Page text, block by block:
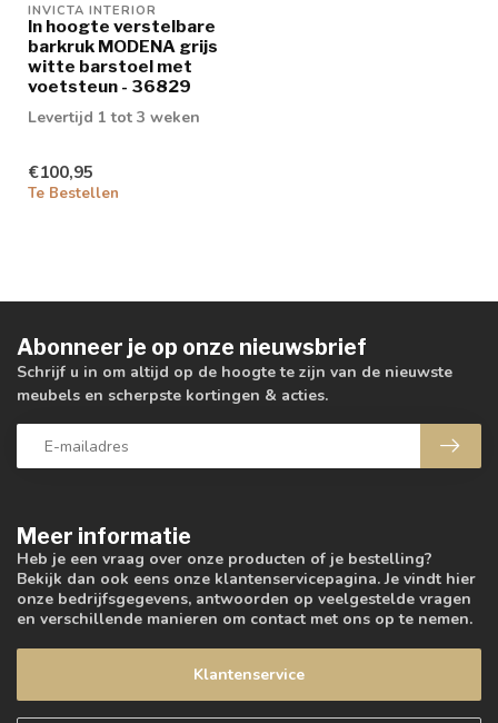
INVICTA INTERIOR
In hoogte verstelbare
barkruk MODENA grijs
witte barstoel met
voetsteun - 36829
Levertijd 1 tot 3 weken
€100,95
Te Bestellen
Meer informatie
Heb je een vraag over onze producten of je bestelling?
Bekijk dan ook eens onze klantenservicepagina. Je vindt hier
onze bedrijfsgegevens, antwoorden op veelgestelde vragen
en verschillende manieren om contact met ons op te nemen.
Klantenservice
Abonneer je op onze nieuwsbrief
Schrijf u in om altijd op de hoogte te zijn van de nieuwste
meubels en scherpste kortingen & acties.